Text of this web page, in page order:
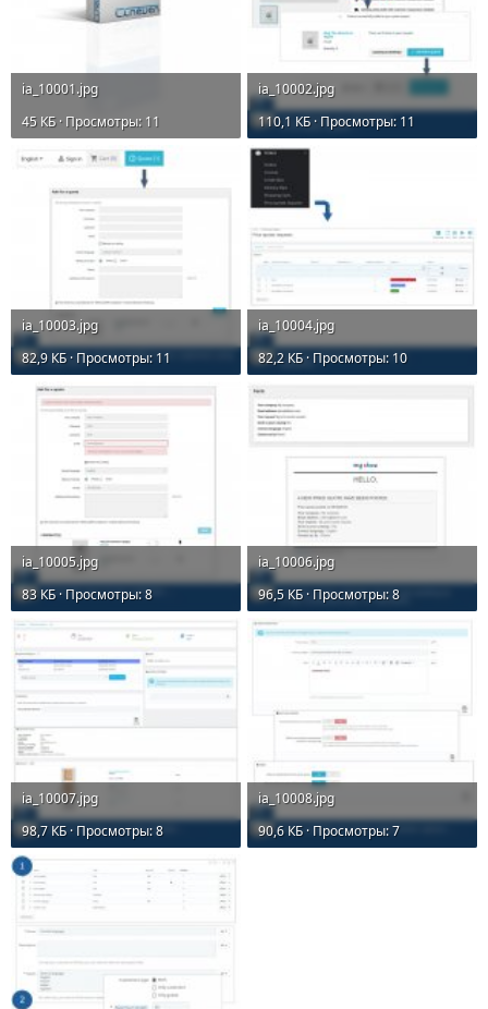
ia_10001.jpg
45 КБ · Просмотры: 11
ia_10002.jpg
110,1 КБ · Просмотры: 11
ia_10003.jpg
82,9 КБ · Просмотры: 11
ia_10004.jpg
82,2 КБ · Просмотры: 10
ia_10005.jpg
83 КБ · Просмотры: 8
ia_10006.jpg
96,5 КБ · Просмотры: 8
ia_10007.jpg
98,7 КБ · Просмотры: 8
ia_10008.jpg
90,6 КБ · Просмотры: 7